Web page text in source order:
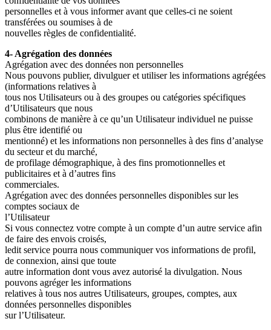
personnelles et à vous informer avant que celles-ci ne soient
transférées ou soumises à de
nouvelles règles de confidentialité.
4- Agrégation des données
Agrégation avec des données non personnelles
Nous pouvons publier, divulguer et utiliser les informations agrégées
(informations relatives à
tous nos Utilisateurs ou à des groupes ou catégories spécifiques
d’Utilisateurs que nous
combinons de manière à ce qu’un Utilisateur individuel ne puisse
plus être identifié ou
mentionné) et les informations non personnelles à des fins d’analyse
du secteur et du marché,
de profilage démographique, à des fins promotionnelles et
publicitaires et à d’autres fins
commerciales.
Agrégation avec des données personnelles disponibles sur les
comptes sociaux de
l’Utilisateur
Si vous connectez votre compte à un compte d’un autre service afin
de faire des envois croisés,
ledit service pourra nous communiquer vos informations de profil,
de connexion, ainsi que toute
autre information dont vous avez autorisé la divulgation. Nous
pouvons agréger les informations
relatives à tous nos autres Utilisateurs, groupes, comptes, aux
données personnelles disponibles
sur l’Utilisateur.